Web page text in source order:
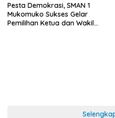
Pesta Demokrasi, SMAN 1
Mukomuko Sukses Gelar
Pemilihan Ketua dan Wakil